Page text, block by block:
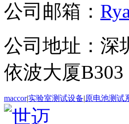
公司邮箱：
公司地址：深
依波大厦B303
maccor|实验室测试设备|原电池测试